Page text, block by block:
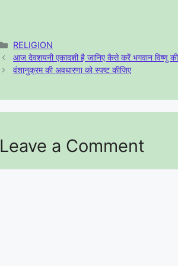
l
gr
a b
o
Categories
RELIGION
आज देवशयनी एकादशी है जानिए कैसे करें भगवान विष्णु की
वंशानुक्रम की अवधारणा को स्पष्ट कीजिए
Leave a Comment